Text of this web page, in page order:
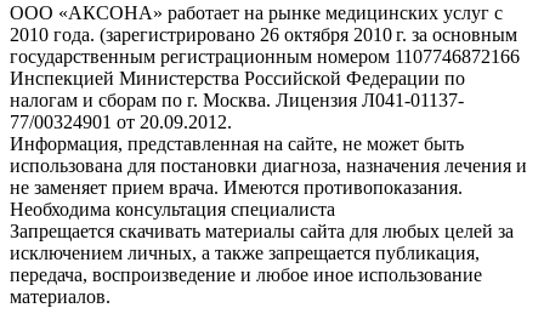
ООО «АКСОНА» работает на рынке медицинских услуг с
2010 года. (зарегистрировано 26 октября 2010 г. за основным
государственным регистрационным номером 1107746872166
Инспекцией Министерства Российской Федерации по
налогам и сборам по г. Москва. Лицензия Л041-01137-
77/00324901 от 20.09.2012.
Информация, представленная на сайте, не может быть
использована для постановки диагноза, назначения лечения и
не заменяет прием врача. Имеются противопоказания.
Необходима консультация специалиста
Запрещается скачивать материалы сайта для любых целей за
исключением личных, а также запрещается публикация,
передача, воспроизведение и любое иное использование
материалов.